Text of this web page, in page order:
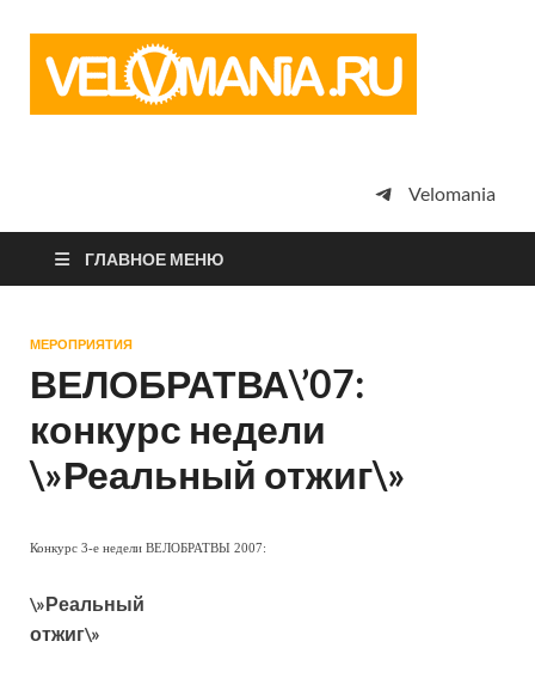
просто
Velomania
ГЛАВНОЕ МЕНЮ
МЕРОПРИЯТИЯ
ВЕЛОБРАТВА\’07:
конкурс недели
\»Реальный отжиг\»
Конкурс 3-е недели ВЕЛОБРАТВЫ 2007:
\»Реальный
отжиг\»